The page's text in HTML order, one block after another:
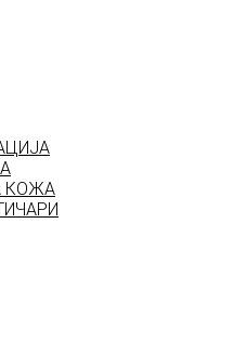
КОЖА